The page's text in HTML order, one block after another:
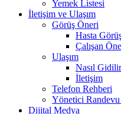
Yemek Listesi
İletişim ve Ulaşım
Görüş Öneri
Hasta
Çalışan
Ulaşım
Nasıl Gidilir
İletişim
Telefon Rehberi
Yönetici
Dijital Medya